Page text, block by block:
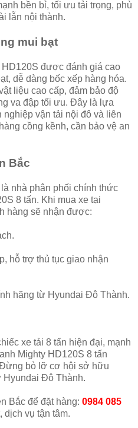
bền bỉ, tối ưu tải trọng, phù
lẫn nội thành.
mui bạt
được đánh giá cao
dễ dàng bốc xếp hàng hóa.
liệu cao cấp, đảm bảo độ
va đập tối ưu. Đây là lựa
vận tải nội đô và liên
cồng kềnh, cần bảo vệ an
Bắc
là nhà phân phối chính thức
8 tấn. Khi mua xe tại
hàng sẽ nhận được:
hỗ trợ thủ tục giao nhận
hãng từ Hyundai Đô Thành.
xe tải 8 tấn hiện đại, mạnh
Mighty HD120S 8 tấn
bỏ lỡ cơ hội sở hữu
Hyundai Đô Thành.
Bắc để đặt hàng: 0984 085
dịch vụ tận tâm.